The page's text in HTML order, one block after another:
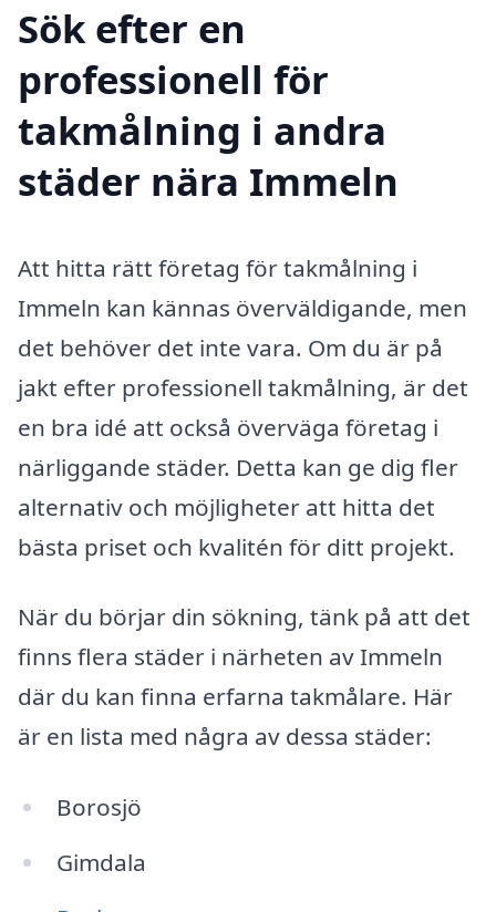
Sök efter en
professionell för
takmålning i andra
städer nära Immeln
Att hitta rätt företag för takmålning i
Immeln kan kännas överväldigande, men
det behöver det inte vara. Om du är på
jakt efter professionell takmålning, är det
en bra idé att också överväga företag i
närliggande städer. Detta kan ge dig fler
alternativ och möjligheter att hitta det
bästa priset och kvalitén för ditt projekt.
När du börjar din sökning, tänk på att det
finns flera städer i närheten av Immeln
där du kan finna erfarna takmålare. Här
är en lista med några av dessa städer:
Borosjö
Gimdala